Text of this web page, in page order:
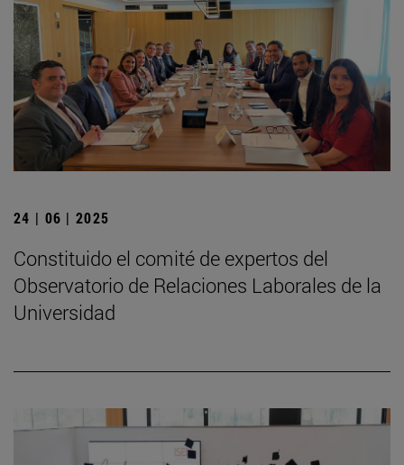
24 | 06 | 2025
Constituido el comité de expertos del
Observatorio de Relaciones Laborales de la
Universidad